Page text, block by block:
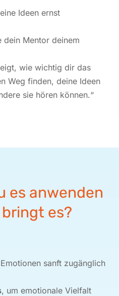
Ideen ernst
dein Mentor deinem
wie wichtig dir das
Weg finden, deine Ideen
sie hören können.“
es anwenden
es?
sanft zugänglich
, um emotionale Vielfalt